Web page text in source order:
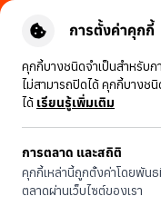
การตั้งค่าคุกกี้
คุกกี้บางชนิดจำเป็นสำหรับก
ไม่สามารถปิดได้ คุกกี้บางช
ได้ เรียนรู้เพิ่มเติม
การตลาด และสถิติ
คุกกี้เหล่านี้ถูกตั้งค่าโดยพันธ
ตลาดผ่านเว็บไซต์ของเรา
เพียงช้อป 1 ชิ้น เริ่ม
รุ่นทั้งหมด ตารางแฉก
ตารางแฉก
590 บาท